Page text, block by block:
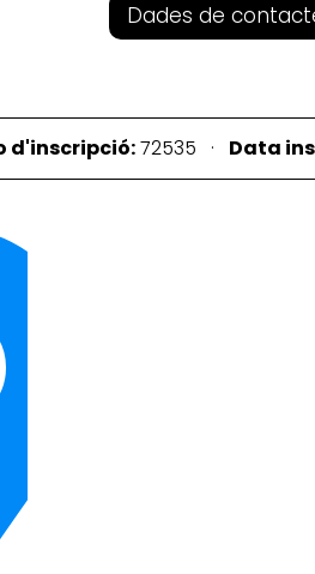
Dades de
d'inscripció:72535 · Data